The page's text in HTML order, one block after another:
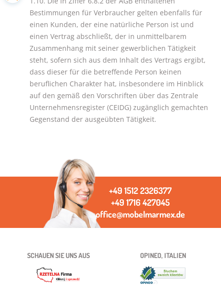
Bestimmungen für Verbraucher gelten ebenfalls für
einen Kunden, der eine natürliche Person ist und
einen Vertrag abschließt, der in unmittelbarem
Zusammenhang mit seiner gewerblichen Tätigkeit
steht, sofern sich aus dem Inhalt des Vertrags ergibt,
dass dieser für die betreffende Person keinen
beruflichen Charakter hat, insbesondere im Hinblick
auf den gemäß den Vorschriften über das Zentrale
Unternehmensregister (CEIDG) zugänglich gemachten
Gegenstand der ausgeübten Tätigkeit.
+49 1512 2326377
+49 1716 427045
office@mobelmarmex.de
SCHAUEN SIE UNS AUS OPINEO, ITALIEN